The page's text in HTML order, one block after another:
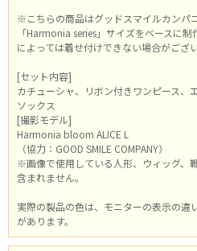
※こちらの商品はグッドスマイルカンパ
「Harmonia series」サイズをベースに
によっては着せ付けできない場合がござい
[セット内容]
カチューシャ、リボン付きワンピース、
ソックス
[撮影モデル]
Harmonia bloom ALICE L
（協力：GOOD SMILE COMPANY）
※画像で使用している人形、ウィッグ、
含まれません。
実際の製品の色は、モニターの表示の違
があります。